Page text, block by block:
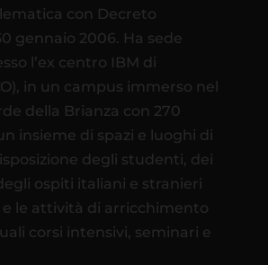
con Decreto
gennaio 2006. Ha sede
l’ex centro IBM di
in un campus immerso nel
della Brianza con 270
insieme di spazi e luoghi di
degli studenti, dei
ospiti italiani e stranieri
e le attività di arricchimento
corsi intensivi, seminari e